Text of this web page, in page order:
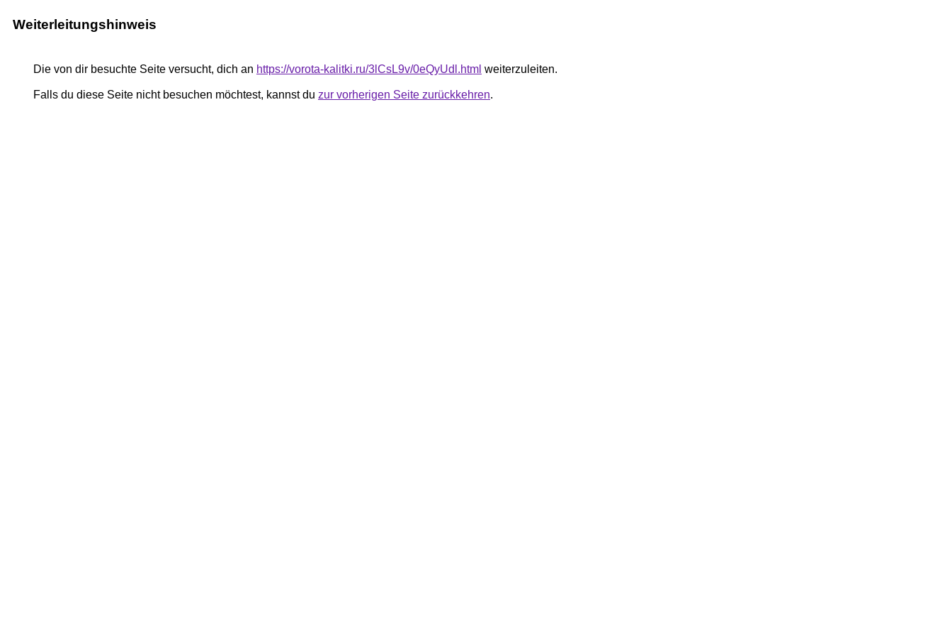
Weiterleitungshinweis
Die von dir besuchte Seite versucht, dich an https://vorota-kalitki.ru/3lCsL9v/0eQyUdl.html weiterzuleiten.
Falls du diese Seite nicht besuchen möchtest, kannst du zur vorherigen Seite zurückkehren.